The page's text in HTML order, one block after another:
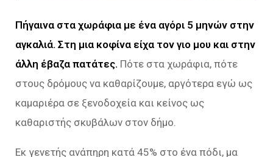
Πήγαινα στα χωράφια με ένα αγόρι 5 μηνών στην
αγκαλιά. Στη μια κοφίνα είχα τον γιο μου και στην
άλλη έβαζα πατάτες. Πότε στα χωράφια, πότε
στους δρόμους να καθαρίζουμε, αργότερα εγώ ως
καμαριέρα σε ξενοδοχεία και κείνος ως
καθαριστής σκυβάλων στον δήμο.
Εκ γενετής ανάπηρη κατά 45% στο ένα πόδι, μα